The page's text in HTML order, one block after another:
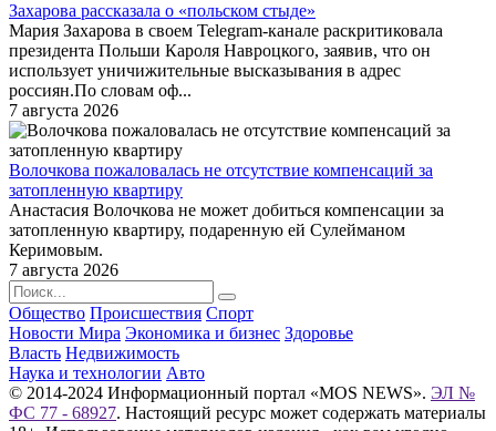
Захарова рассказала о «польском стыде»
Мария Захарова в своем Telegram-канале раскритиковала
президента Польши Кароля Навроцкого, заявив, что он
использует уничижительные высказывания в адрес
россиян.По словам оф...
7 августа 2026
Волочкова пожаловалась не отсутствие компенсаций за
затопленную квартиру
Анастасия Волочкова не может добиться компенсации за
затопленную квартиру, подаренную ей Сулейманом
Керимовым.
7 августа 2026
Общество Происшествия Спорт
Новости Мира Экономика и бизнес Здоровье
Власть Недвижимость
Наука и технологии Авто
© 2014-2024 Информационный портал «MOS NEWS». ЭЛ №
ФС 77 - 68927. Настоящий ресурс может содержать материалы